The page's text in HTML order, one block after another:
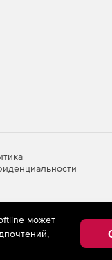
предоставления
территории
может